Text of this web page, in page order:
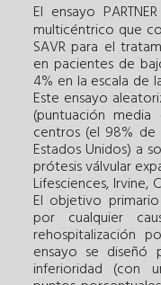
El ensayo
multicéntrico que
SAVR para el
en pacientes de
4% en la escala de
Este ensayo
(puntuación
centros (el 98% de
Estados Unidos) a
prótesis válvular
Lifesciences, Irvine,
El objetivo
por cualquier
rehospitalización
ensayo se
inferioridad (con